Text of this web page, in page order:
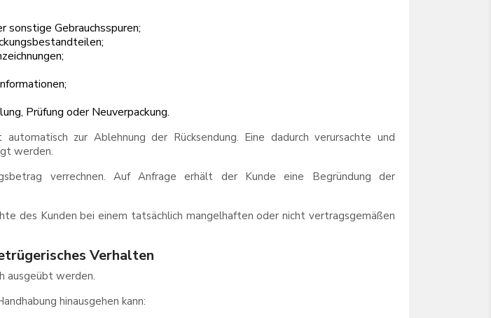
sonstige Gebrauchsspuren;
Prüfung oder Neuverpackung.
zur Ablehnung der Rücksendung. Eine dadurch verursachte und
werden.
verrechnen. Auf Anfrage erhält der Kunde eine Begründung der
des Kunden bei einem tatsächlich mangelhaften oder nicht vertragsgemäßen
Verhalten
ausgeübt werden.
hinausgehen kann: